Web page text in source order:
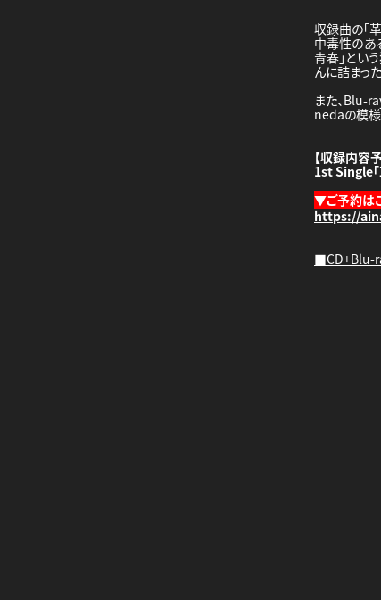
収録曲の「
中毒性のあ
青春」とい
んに詰まっ
また、Blu-
nedaの模様
【収録内容
1st Single「
▼ご予約は
https://
■CD+Blu-